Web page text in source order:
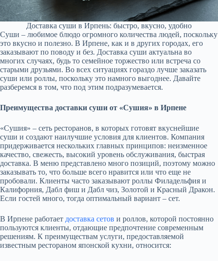
Доставка суши в Ирпень: быстро, вкусно, удобно
Суши – любимое блюдо огромного количества людей, поскольку
это вкусно и полезно. В Ирпене, как и в других городах, его
заказывают по поводу и без. Доставка суши актуальна во
многих случаях, будь то семейное торжество или встреча со
старыми друзьями. Во всех ситуациях гораздо лучше заказать
суши или роллы, поскольку это намного выгоднее. Давайте
разберемся в том, что под этим подразумевается.
Преимущества доставки суши от «Сушия» в Ирпене
«Сушия» – сеть ресторанов, в которых готовят вкуснейшие
суши и создают наилучшие условия для клиентов. Компания
придерживается нескольких главных принципов: неизменное
качество, свежесть, высокий уровень обслуживания, быстрая
доставка. В меню представлено много позиций, поэтому можно
заказывать то, что больше всего нравится или что еще не
пробовали. Клиенты часто заказывают роллы Филадельфия и
Калифорния, Дабл фиш и Дабл чиз, Золотой и Красный Дракон.
Если гостей много, тогда оптимальный вариант – сет.
В Ирпене работает доставка сетов и роллов, которой постоянно
пользуются клиенты, отдающие предпочтение современным
решениям. К преимуществам услуги, предоставляемой
известным рестораном японской кухни, относится: